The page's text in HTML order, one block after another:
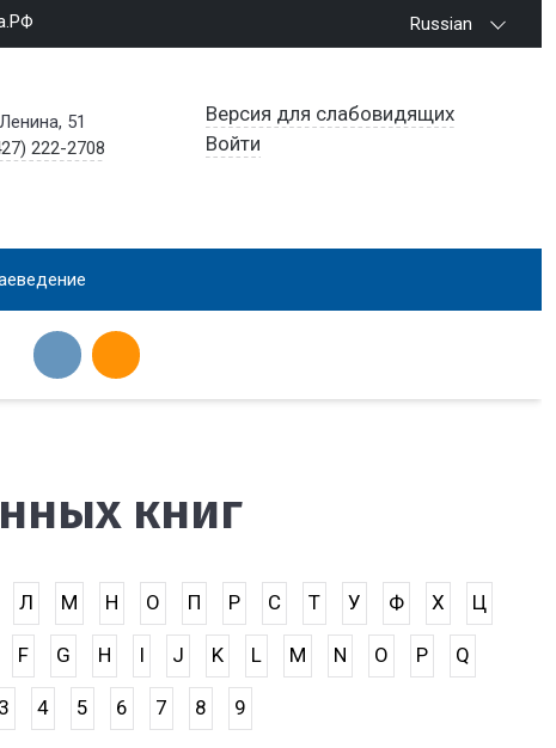
Russian
51
222-2708
Версия для слабовидящих
Войти
книг
Л М Н О П Р С Т У Ф Х Ц
F G H I J K L M N O P Q
3 4 5 6 7 8 9